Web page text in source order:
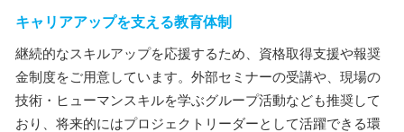
キャリアアップを支える教育体制
継続的なスキルアップを応援するため、資格取得支援や報奨
金制度をご用意しています。外部セミナーの受講や、現場の
技術・ヒューマンスキルを学ぶグループ活動なども推奨して
おり、将来的にはプロジェクトリーダーとして活躍できる環